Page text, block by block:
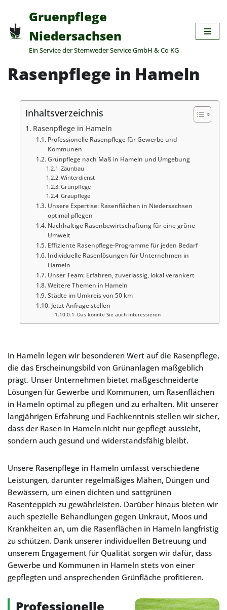
Zum
Inhalt
springen
Gruenpflege
Niedersachsen
Ein Service der Stemweder Service GmbH & Co KG
Rasenpflege in Hameln
Inhaltsverzeichnis
Rasenpflege in Hameln
Professionelle Rasenpflege für Gewerbe und
Kommunen
Grünpflege nach Maß in Hameln und Umgebung
Zaunbau
Winterdienst
Grünpflege
Graupflege
Unsere Expertise: Rasenflächen in Niedersachsen
optimal pflegen
Nachhaltige Rasenbewirtschaftung für eine grüne
Umwelt
Effiziente Rasenpflege-Programme für jeden Bedarf
Individuelle Rasenlösungen für Unternehmen in
Hameln
Unser Team: Erfahren, zuverlässig, lokal verankert
Weitere Themen in Hameln
Städte im Umkreis von 50 km
Jetzt Anfrage stellen
Das könnte Sie auch interessieren
In Hameln legen wir besonderen Wert auf die Rasenpflege,
die das Erscheinungsbild von Grünanlagen maßgeblich
prägt. Unser Unternehmen bietet maßgeschneiderte
Lösungen für Gewerbe und Kommunen, um Rasenflächen
in Hameln optimal zu pflegen und zu erhalten. Mit unserer
langjährigen Erfahrung und Fachkenntnis stellen wir sicher,
dass der Rasen in Hameln nicht nur gepflegt aussieht,
sondern auch gesund und widerstandsfähig bleibt.
Unsere Rasenpflege in Hameln umfasst verschiedene
Leistungen, darunter regelmäßiges Mähen, Düngen und
Bewässern, um einen dichten und sattgrünen
Rasenteppich zu gewährleisten. Darüber hinaus bieten wir
auch spezielle Behandlungen gegen Unkraut, Moos und
Krankheiten an, um die Rasenflächen in Hameln langfristig
zu schützen. Dank unserer individuellen Betreuung und
unserem Engagement für Qualität sorgen wir dafür, dass
Gewerbe und Kommunen in Hameln stets von einer
gepflegten und ansprechenden Grünfläche profitieren.
Professionelle